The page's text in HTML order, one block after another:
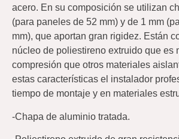
acero. En su composición se utilizan
(para paneles de 52 mm) y de 1 mm
mm), que aportan gran rigidez. Están
núcleo de poliestireno extruido que es
compresión que otros materiales
estas características el instalador
tiempo de montaje y en materiales
-Chapa de aluminio tratada.